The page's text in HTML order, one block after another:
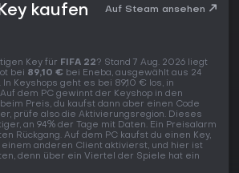
kaufen Auf Steam ansehen
Key für FIFA 22? Stand 7 Aug. 2026 liegt
bei 89,10 € bei Eneba, ausgewählt aus 24
In Keyshops geht es bei 89,10 € los, in
dem PC gewinnt der Keyshop in den
Preis, du kaufst dann aber einen Code
prüfe also die Aktivierungsregion. Dieses
an 94% der Tage mit Daten. Ein Preisalarm
Rückgang. Auf dem PC kaufst du einen Key,
einem anderen Client aktivierst, und hier ist
denn über ein Viertel der Spiele hat ein